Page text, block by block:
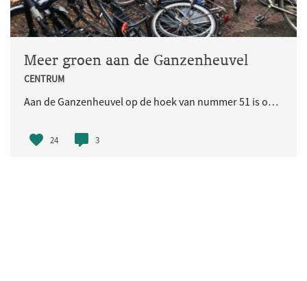
Meer groen aan de Ganzenheuvel
CENTRUM
Aan de Ganzenheuvel op de hoek van nummer 51 is op dit moment een fietsparkeerplek. Deze willen we graag vervangen door bloembakken of groenvakken om zo het straatbeeld te verfraaien. Er komen elk jaar veel toeristen langs deze locatie (Kitty de Wijzeplaats)&nbs
24 3